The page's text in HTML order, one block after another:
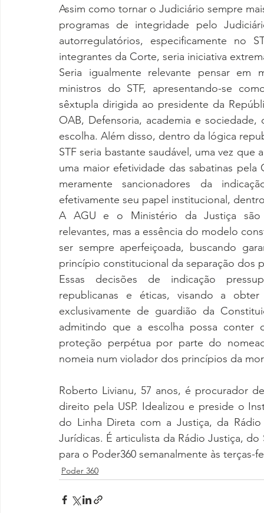
Assim como tornar o Judiciário sempre
programas de integridade pelo
autorregulatórios, especificamente no
Seria igualmente relevante pensar
ministros do STF, apresentando-se
sêxtupla dirigida ao presidente da
OAB, Defensoria, academia e
escolha. Além disso, dentro da lógica
STF seria bastante saudável, uma vez
uma maior efetividade das sabatinas
meramente sancionadores da
efetivamente seu papel institucional,
A AGU e o Ministério da Justiça são
relevantes, mas a essência do modelo
ser sempre aperfeiçoada, buscando
princípio constitucional da separação dos
Essas decisões de indicação
republicanas e éticas, visando a
exclusivamente de guardião da
admitindo que a escolha possa conter
proteção perpétua por parte do
nomeia num violador dos princípios da
Roberto Livianu, 57 anos, é procurador
direito pela USP. Idealizou e preside o
do Linha Direta com a Justiça, da
Jurídicas. É articulista da Rádio Justiça,
para o Poder360 semanalmente às terças-
Poder 360